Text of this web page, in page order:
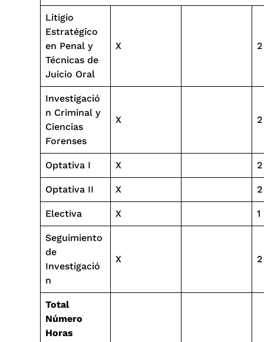
Litigio
Estratégico
en Penal y
Técnicas de
Juicio Oral
X 2
Investigació
n Criminal y
Ciencias
Forenses
X 2
Optativa I X 2
Optativa II X 2
Electiva X 1
Seguimiento
de
Investigació
n
X 2
Total
Número
Horas